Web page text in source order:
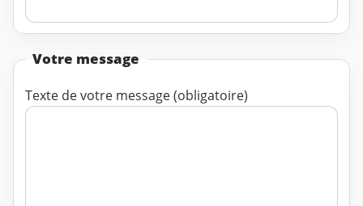
Votre message
Texte de votre message (obligatoire)